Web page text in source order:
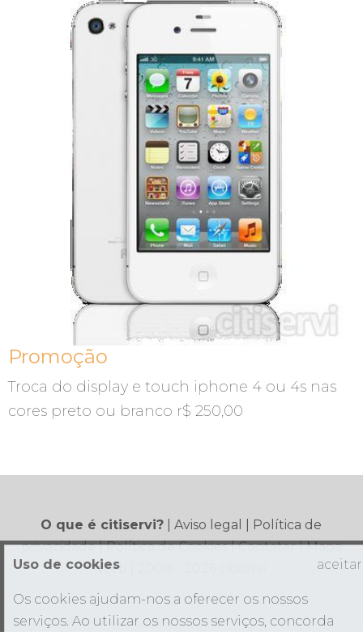
Promoção
Troca do display e touch iphone 4 ou 4s nas
cores preto ou branco r$ 250,00
O que é citiservi? |Aviso legal
Política de
privacidade|Política de Cookies|Contatar|Mapa
Web
aceitar
Uso de cookies
Os cookies ajudam-nos a oferecer os nossos
serviços. Ao utilizar os nossos serviços, concorda